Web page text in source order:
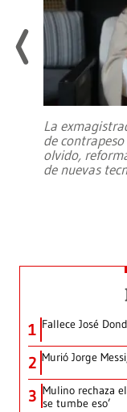
La
de
olvido,
de nuevas
1 Fallece José
2 Murió Jorge
3 Mulino rechaza
se tumbe eso’